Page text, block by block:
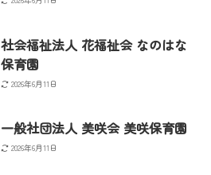
社会福祉法人 花福祉会 なのはな
保育園
2026年6月11日
一般社団法人 美咲会 美咲保育園
2026年6月11日